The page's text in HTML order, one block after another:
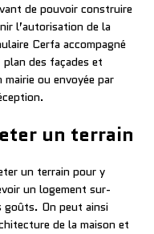
de pouvoir construire
l’autorisation de la
Cerfa accompagné
des façades et
ou envoyée par
un terrain
un terrain pour y
un logement sur-
goûts. On peut ainsi
de la maison et